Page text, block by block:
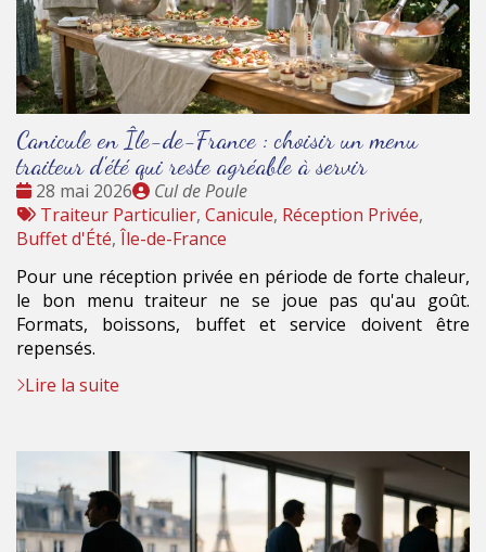
Canicule en Île-de-France : choisir un menu
traiteur d'été qui reste agréable à servir
Date
:
28 mai 2026
Publié
par
Cul de Poule
Tags
:
Traiteur Particulier, Canicule, Réception Privée,
Buffet d'Été, Île-de-France
Pour une réception privée en période de forte chaleur,
le bon menu traiteur ne se joue pas qu'au goût.
Formats, boissons, buffet et service doivent être
repensés.
Lire la suite